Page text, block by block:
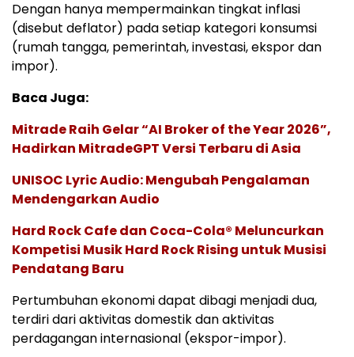
Dengan hanya mempermainkan tingkat inflasi
(disebut deflator) pada setiap kategori konsumsi
(rumah tangga, pemerintah, investasi, ekspor dan
impor).
Baca Juga:
Mitrade Raih Gelar “AI Broker of the Year 2026”,
Hadirkan MitradeGPT Versi Terbaru di Asia
UNISOC Lyric Audio: Mengubah Pengalaman
Mendengarkan Audio
Hard Rock Cafe dan Coca-Cola® Meluncurkan
Kompetisi Musik Hard Rock Rising untuk Musisi
Pendatang Baru
Pertumbuhan ekonomi dapat dibagi menjadi dua,
terdiri dari aktivitas domestik dan aktivitas
perdagangan internasional (ekspor-impor).